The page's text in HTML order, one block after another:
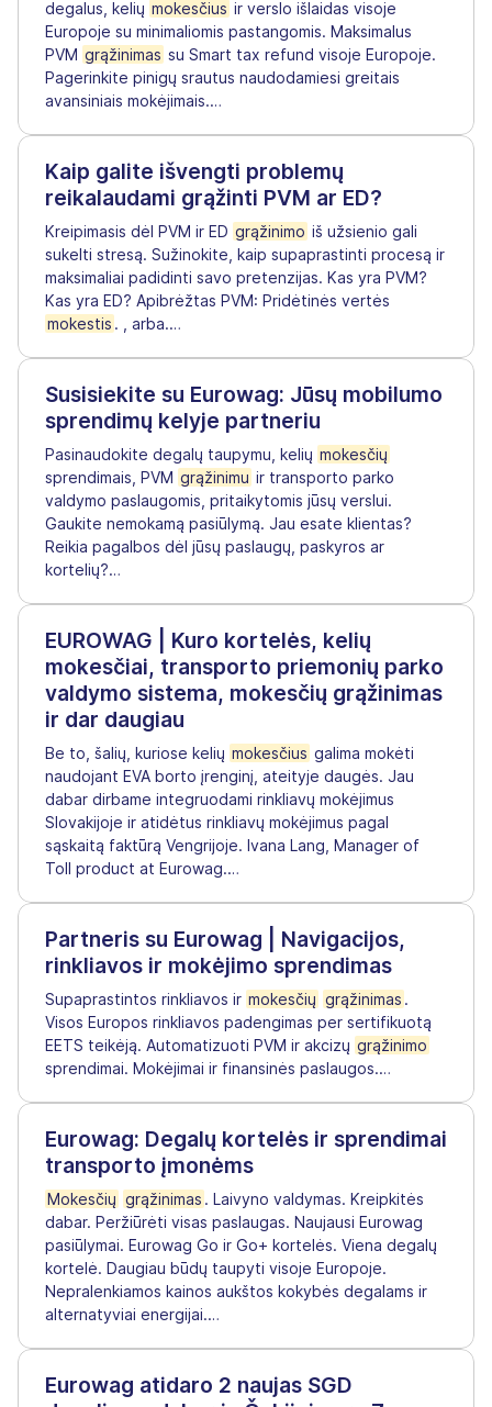
degalus, kelių mokesčius ir verslo išlaidas visoje
Europoje su minimaliomis pastangomis. Maksimalus
PVM grąžinimas su Smart tax refund visoje Europoje.
Pagerinkite pinigų srautus naudodamiesi greitais
avansiniais mokėjimais.…
Kaip galite išvengti problemų
reikalaudami grąžinti PVM ar ED?
Kreipimasis dėl PVM ir ED grąžinimo iš užsienio gali
sukelti stresą. Sužinokite, kaip supaprastinti procesą ir
maksimaliai padidinti savo pretenzijas. Kas yra PVM?
Kas yra ED? Apibrėžtas PVM: Pridėtinės vertės
mokestis . , arba.…
Susisiekite su Eurowag: Jūsų mobilumo
sprendimų kelyje partneriu
Pasinaudokite degalų taupymu, kelių mokesčių
sprendimais, PVM grąžinimu ir transporto parko
valdymo paslaugomis, pritaikytomis jūsų verslui.
Gaukite nemokamą pasiūlymą. Jau esate klientas?
Reikia pagalbos dėl jūsų paslaugų, paskyros ar
kortelių?…
EUROWAG | Kuro kortelės, kelių
mokesčiai, transporto priemonių parko
valdymo sistema, mokesčių grąžinimas
ir dar daugiau
Be to, šalių, kuriose kelių mokesčius galima mokėti
naudojant EVA borto įrenginį, ateityje daugės. Jau
dabar dirbame integruodami rinkliavų mokėjimus
Slovakijoje ir atidėtus rinkliavų mokėjimus pagal
sąskaitą faktūrą Vengrijoje. Ivana Lang, Manager of
Toll product at Eurowag.…
Partneris su Eurowag | Navigacijos,
rinkliavos ir mokėjimo sprendimas
Supaprastintos rinkliavos ir mokesčių grąžinimas .
Visos Europos rinkliavos padengimas per sertifikuotą
EETS teikėją. Automatizuoti PVM ir akcizų grąžinimo
sprendimai. Mokėjimai ir finansinės paslaugos.…
Eurowag: Degalų kortelės ir sprendimai
transporto įmonėms
Mokesčių grąžinimas . Laivyno valdymas. Kreipkitės
dabar. Peržiūrėti visas paslaugas. Naujausi Eurowag
pasiūlymai. Eurowag Go ir Go+ kortelės. Viena degalų
kortelė. Daugiau būdų taupyti visoje Europoje.
Nepralenkiamos kainos aukštos kokybės degalams ir
alternatyviai energijai.…
Eurowag atidaro 2 naujas SGD